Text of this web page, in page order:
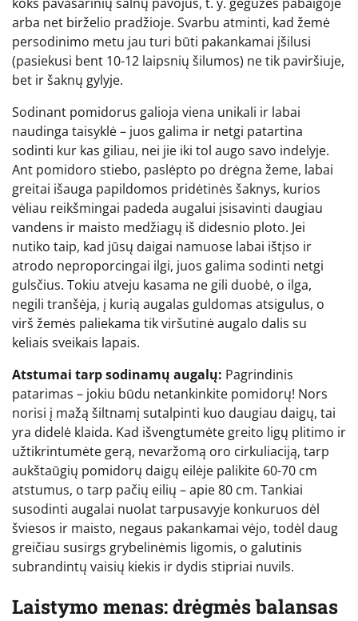
arba net birželio pradžioje. Svarbu atminti, kad žemė
persodinimo metu jau turi būti pakankamai įšilusi
(pasiekusi bent 10-12 laipsnių šilumos) ne tik paviršiuje,
bet ir šaknų gylyje.
Sodinant pomidorus galioja viena unikali ir labai
naudinga taisyklė – juos galima ir netgi patartina
sodinti kur kas giliau, nei jie iki tol augo savo indelyje.
Ant pomidoro stiebo, paslėpto po drėgna žeme, labai
greitai išauga papildomos pridėtinės šaknys, kurios
vėliau reikšmingai padeda augalui įsisavinti daugiau
vandens ir maisto medžiagų iš didesnio ploto. Jei
nutiko taip, kad jūsų daigai namuose labai ištįso ir
atrodo neproporcingai ilgi, juos galima sodinti netgi
gulsčius. Tokiu atveju kasama ne gili duobė, o ilga,
negili tranšėja, į kurią augalas guldomas atsigulus, o
virš žemės paliekama tik viršutinė augalo dalis su
keliais sveikais lapais.
Atstumai tarp sodinamų augalų: Pagrindinis
patarimas – jokiu būdu netankinkite pomidorų! Nors
norisi į mažą šiltnamį sutalpinti kuo daugiau daigų, tai
yra didelė klaida. Kad išvengtumėte greito ligų plitimo ir
užtikrintumėte gerą, nevaržomą oro cirkuliaciją, tarp
aukštaūgių pomidorų daigų eilėje palikite 60-70 cm
atstumus, o tarp pačių eilių – apie 80 cm. Tankiai
susodinti augalai nuolat tarpusavyje konkuruos dėl
šviesos ir maisto, negaus pakankamai vėjo, todėl daug
greičiau susirgs grybelinėmis ligomis, o galutinis
subrandintų vaisių kiekis ir dydis stipriai nuvils.
Laistymo menas: drėgmės balansas